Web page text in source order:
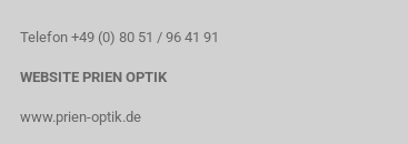
Telefon +49 (0) 80 51 / 96 41 91
WEBSITE PRIEN OPTIK
www.prien-optik.de